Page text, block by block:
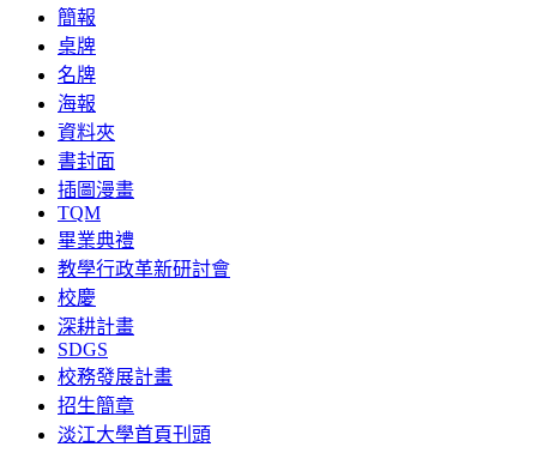
簡報
桌牌
名牌
海報
資料夾
書封面
插圖漫畫
TQM
畢業典禮
教學行政革新研討會
校慶
深耕計畫
SDGS
校務發展計畫
招生簡章
淡江大學首頁刊頭